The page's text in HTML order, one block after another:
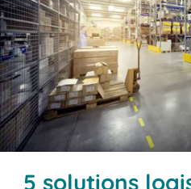
5 solutions